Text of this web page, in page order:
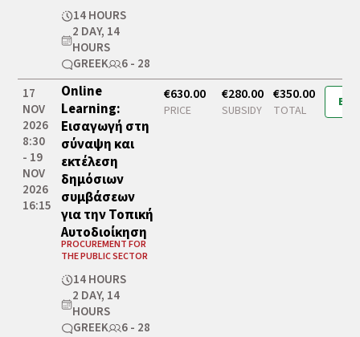
14 HOURS
2 DAY, 14
HOURS
GREEK
6 - 28
17
NOV
2026
8:30
- 19
NOV
2026
16:15
Online
Learning:
Εισαγωγή στη
σύναψη και
εκτέλεση
δημόσιων
συμβάσεων
για την Τοπική
Αυτοδιοίκηση
PROCUREMENT FOR
THE PUBLIC SECTOR
14 HOURS
2 DAY, 14
HOURS
GREEK
6 - 28
€630.00
PRICE
€280.00
SUBSIDY
€350.00
TOTAL